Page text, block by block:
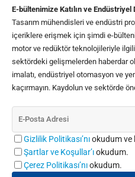
E-bültenimize Katılın ve
Tasarım mühendisleri ve endüstri
içeriklere erişmek için şimdi e-
motor ve redüktör teknolojileriyle
sektördeki gelişmelerden haberdar
imalatı, endüstriyel otomasyon ve
kaçırmayın. Kaydolun ve sektörde
Gizlilik Politikası’nıokudum ve
Şartlar ve Koşullar’ıokudum.
Çerez Politikası’nıokudum.